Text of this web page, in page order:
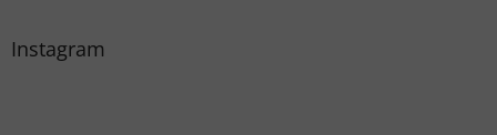
Instagram